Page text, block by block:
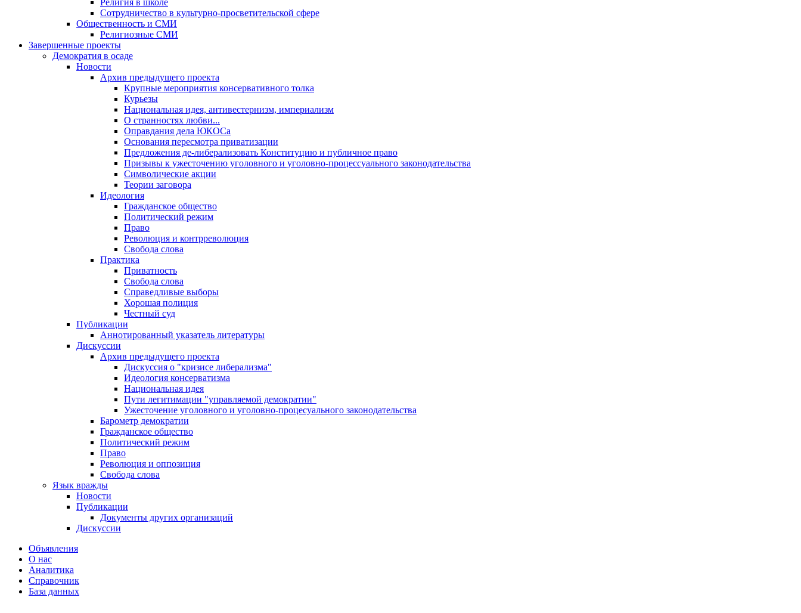
Религия в школе
Сотрудничество в культурно-просветительской сфере
Общественность и СМИ
Религиозные СМИ
Завершенные проекты
Демократия в осаде
Новости
Архив предыдущего проекта
Крупные мероприятия консервативного толка
Курьезы
Национальная идея, антивестернизм, империализм
О странностях любви...
Оправдания дела ЮКОСа
Основания пересмотра приватизации
Предложения де-либерализовать Конституцию и публичное право
Призывы к ужесточению уголовного и уголовно-процессуального законодательства
Символические акции
Теории заговора
Идеология
Гражданское общество
Политический режим
Право
Революция и контрреволюция
Свобода слова
Практика
Приватность
Свобода слова
Справедливые выборы
Хорошая полиция
Честный суд
Публикации
Аннотированный указатель литературы
Дискуссии
Архив предыдущего проекта
Дискуссия о "кризисе либерализма"
Идеология консерватизма
Национальная идея
Пути легитимации "управляемой демократии"
Ужесточение уголовного и уголовно-процесуального законодательства
Барометр демократии
Гражданское общество
Политический режим
Право
Революция и оппозиция
Свобода слова
Язык вражды
Новости
Публикации
Документы других организаций
Дискуссии
Объявления
О нас
Аналитика
Справочник
База данных